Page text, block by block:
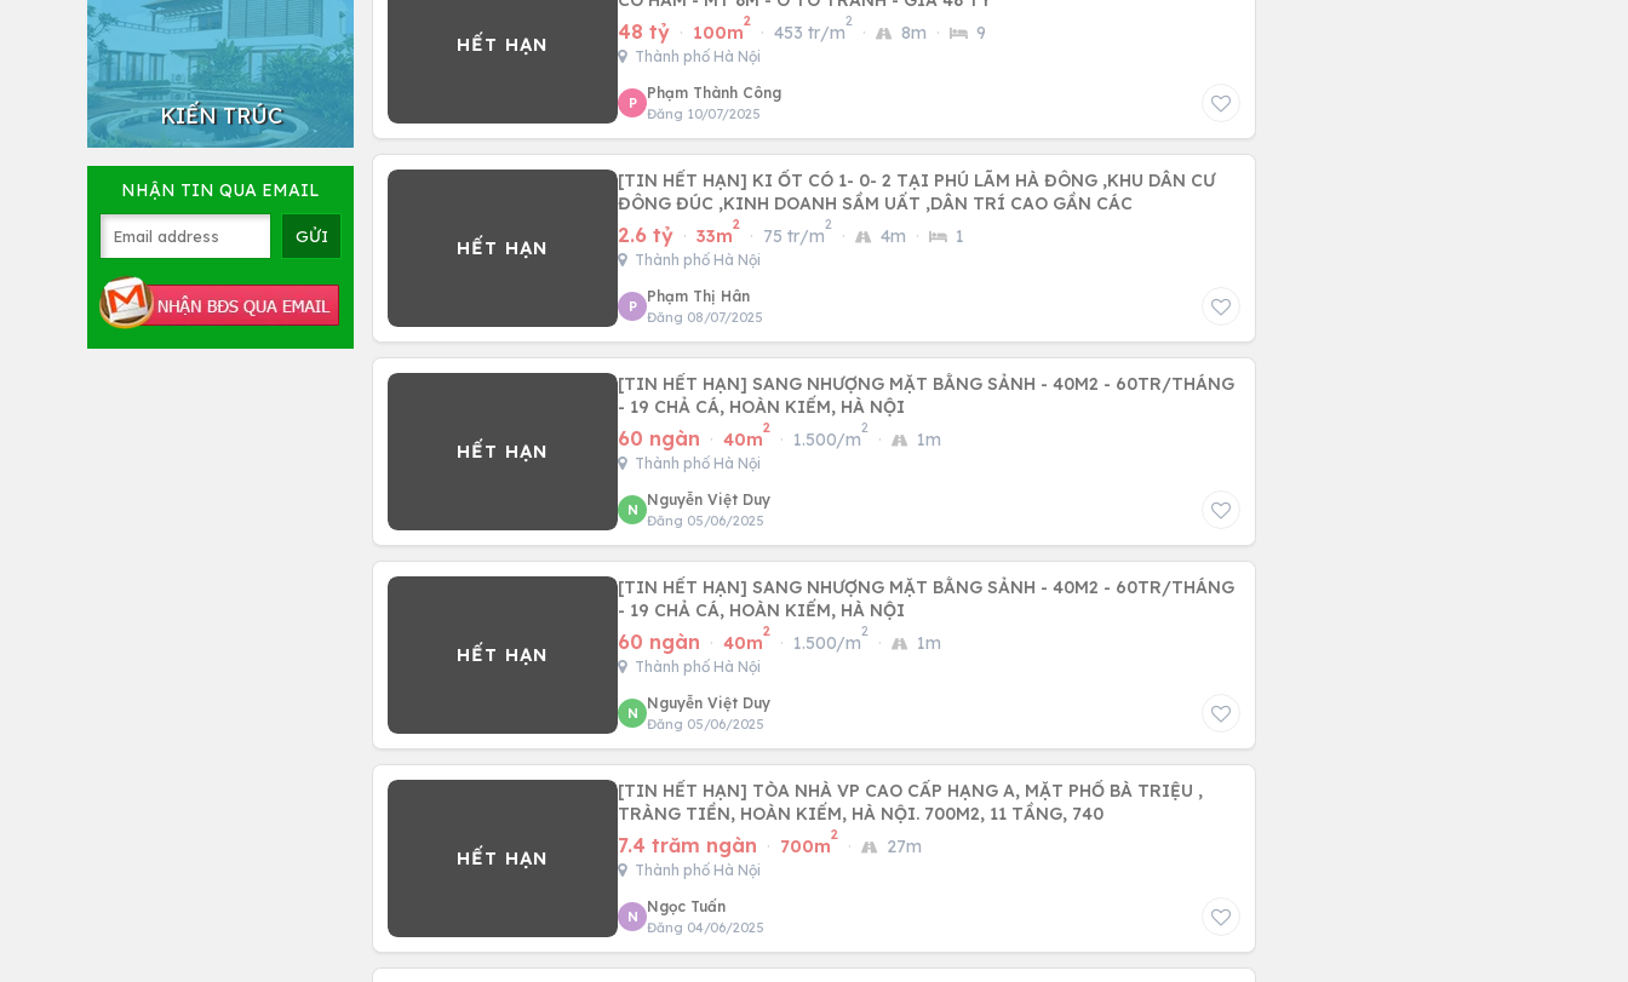
KIẾN TRÚC
NHẬN TIN QUA EMAIL
48 tỷ · 100m
2
· 453 tr/m
2
· 8m · 9
Thành phố Hà Nội
P
Phạm Thành Công
Đăng 10/07/2025
[TIN HẾT HẠN] KI ỐT CÓ 1- 0- 2 TẠI PHÚ LÃM HÀ ĐÔNG ,KHU DÂN CƯ
ĐÔNG ĐÚC ,KINH DOANH SẦM UẤT ,DÂN TRÍ CAO GẦN CÁC
2.6 tỷ · 33m
2
· 75 tr/m
2
· 4m · 1
Thành phố Hà Nội
P
Phạm Thị Hân
Đăng 08/07/2025
[TIN HẾT HẠN] SANG NHƯỢNG MẶT BẰNG SẢNH - 40M2 - 60TR/THÁNG
- 19 CHẢ CÁ, HOÀN KIẾM, HÀ NỘI
60 ngàn · 40m
2
· 1.500/m
2
· 1m
Thành phố Hà Nội
N
Nguyễn Việt Duy
Đăng 05/06/2025
[TIN HẾT HẠN] SANG NHƯỢNG MẶT BẰNG SẢNH - 40M2 - 60TR/THÁNG
- 19 CHẢ CÁ, HOÀN KIẾM, HÀ NỘI
60 ngàn · 40m
2
· 1.500/m
2
· 1m
Thành phố Hà Nội
N
Nguyễn Việt Duy
Đăng 05/06/2025
[TIN HẾT HẠN] TÒA NHÀ VP CAO CẤP HẠNG A, MẶT PHỐ BÀ TRIỆU ,
TRÀNG TIỀN, HOÀN KIẾM, HÀ NỘI. 700M2, 11 TẦNG, 740
7.4 trăm ngàn · 700m
2
· 27m
Thành phố Hà Nội
N
Ngọc Tuấn
Đăng 04/06/2025